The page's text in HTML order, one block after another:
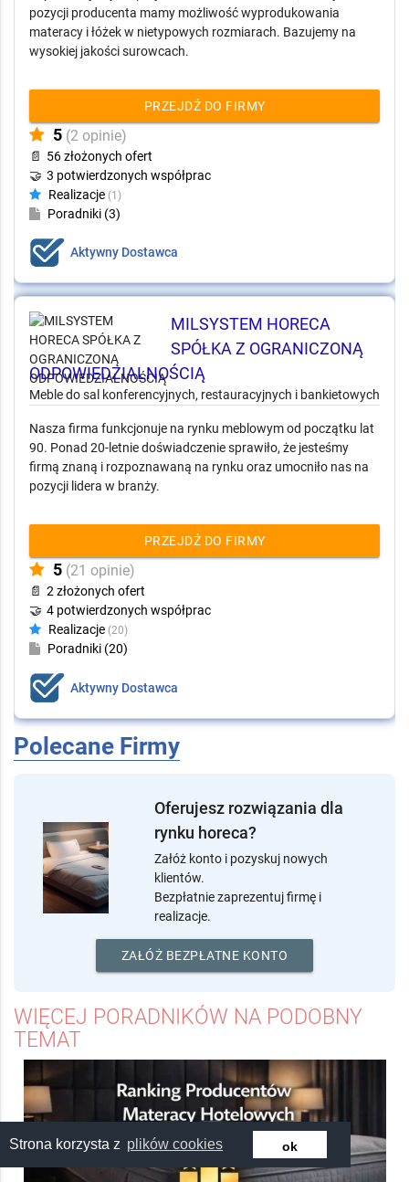
Strona korzysta z plików cookies ok
Jesteśmy polskim producentem z 33 letnim doświadczeniem
w tworzeniu materacy i łóżek dla hoteli. Nasze produkty
dopasowujemy do projektu i charakteru obiektu, a dzięki
materacy i łóżek w nietypowych rozmiarach. Bazujemy na
wysokiej jakości surowcach.
PRZEJDŹ DO FIRMY
5 (2 opinie)
56 złożonych ofert
🤝 3 potwierdzonych współprac
Realizacje
Poradniki (3)
Aktywny Dostawca
MILSYSTEM HORECA
SPÓŁKA Z OGRANICZONĄ
ODPOWIEDZIALNOŚCIĄ
Meble do sal konferencyjnych, restauracyjnych i bankietowych
firmą znaną i rozpoznawaną na rynku oraz umocniło nas na
pozycji lidera w branży.
PRZEJDŹ DO FIRMY
5 (21 opinie)
🤝 4 potwierdzonych współprac
Realizacje
Poradniki (20)
Aktywny Dostawca
Polecane Firmy
Oferujesz rozwiązania dla
rynku horeca?
klientów.
ZAŁÓŻ BEZPŁATNE KONTO
WIĘCEJ PORADNIKÓW NA PODOBNY
TEMAT